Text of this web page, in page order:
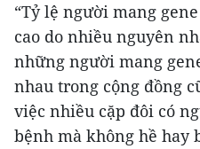
“Tỷ lệ người mang
cao do nhiều nguyên
những người mang
nhau trong cộng đồng
việc nhiều cặp đôi có
bệnh mà không hề hay